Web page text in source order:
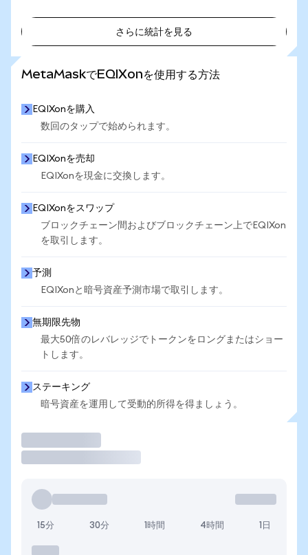
さらに統計を見る
MetaMaskでEQIXonを使用する方法
EQIXonを購入
数回のタップで始められます。
EQIXonを売却
EQIXonを現金に交換します。
EQIXonをスワップ
ブロックチェーン間およびブロックチェーン上でEQIXon
を取引します。
予測
EQIXonと暗号資産予測市場で取引します。
無期限先物
最大50倍のレバレッジでトークンをロングまたはショー
トします。
ステーキング
暗号資産を運用して受動的所得を得ましょう。
15分 30分 1時間 4時間 1日